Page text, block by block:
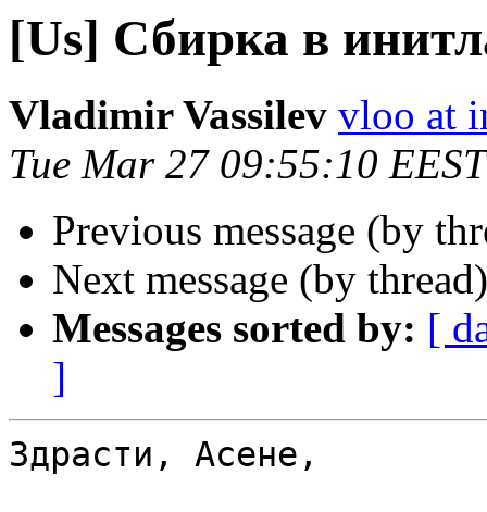
[Us] Сбирка в
Vladimir Vassilev vloo at
Tue Mar 27 09:55:10
Previous message (by
Next message (by
Messages sorted by: [
]
Здрасти, Асене,